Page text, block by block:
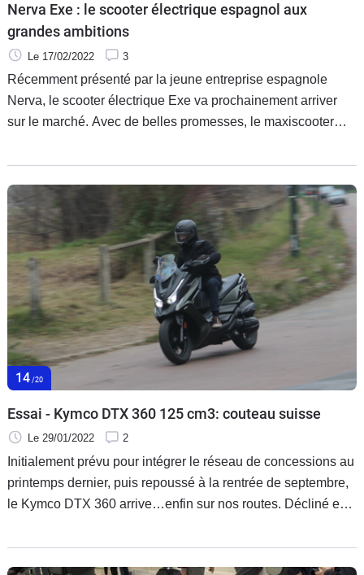
Nerva Exe : le scooter électrique espagnol aux
grandes ambitions
Le 17/02/2022 3
Récemment présenté par la jeune entreprise espagnole
Nerva, le scooter électrique Exe va prochainement arriver
sur le marché. Avec de belles promesses, le maxiscooter
plus en plus concurrentiel.
14 /20
Essai - Kymco DTX 360 125 cm3: couteau suisse
Le 29/01/2022 2
Initialement prévu pour intégrer le réseau de concessions au
printemps dernier, puis repoussé à la rentrée de septembre,
le Kymco DTX 360 arrive…enfin sur nos routes. Décliné en
taïwanaise affiche ses ambitions sur un segment de marché
en pleine expansion. Un travail payant ?